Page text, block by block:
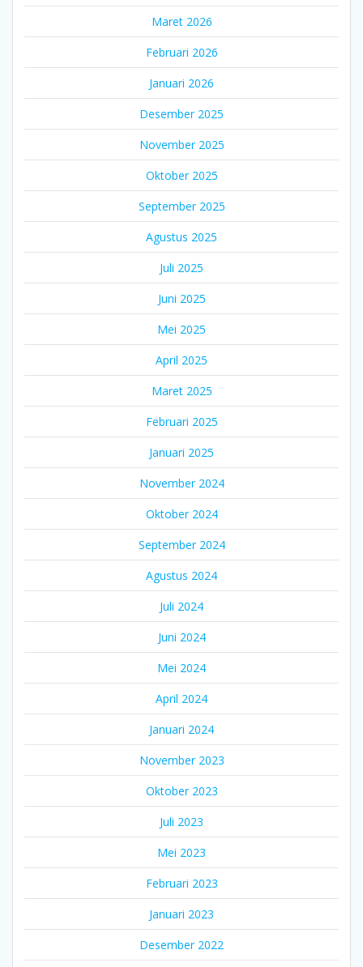
Maret 2026
Februari 2026
Januari 2026
Desember 2025
November 2025
Oktober 2025
September 2025
Agustus 2025
Juli 2025
Juni 2025
Mei 2025
April 2025
Maret 2025
Februari 2025
Januari 2025
November 2024
Oktober 2024
September 2024
Agustus 2024
Juli 2024
Juni 2024
Mei 2024
April 2024
Januari 2024
November 2023
Oktober 2023
Juli 2023
Mei 2023
Februari 2023
Januari 2023
Desember 2022